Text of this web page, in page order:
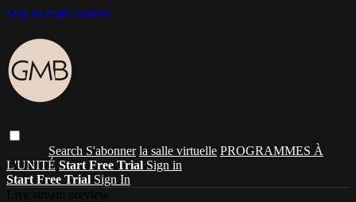
Skip to main content
Search S'abonner la salle virtuelle PROGRAMMES À
L'UNITÉ Start Free Trial Sign in
Start Free Trial Sign In